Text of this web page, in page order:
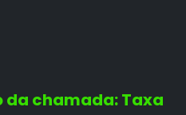
da chamada: Taxa